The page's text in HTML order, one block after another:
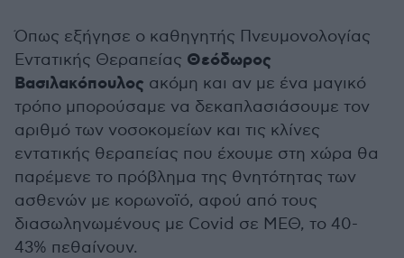
Όπως εξήγησε ο καθηγητής Πνευμονολογίας
Εντατικής Θεραπείας Θεόδωρος
Βασιλακόπουλος ακόμη και αν με ένα μαγικό
τρόπο μπορούσαμε να δεκαπλασιάσουμε τον
αριθμό των νοσοκομείων και τις κλίνες
εντατικής θεραπείας που έχουμε στη χώρα θα
παρέμενε το πρόβλημα της θνητότητας των
ασθενών με κορωνοϊό, αφού από τους
διασωληνωμένους με Covid σε ΜΕΘ, το 40-
43% πεθαίνουν.